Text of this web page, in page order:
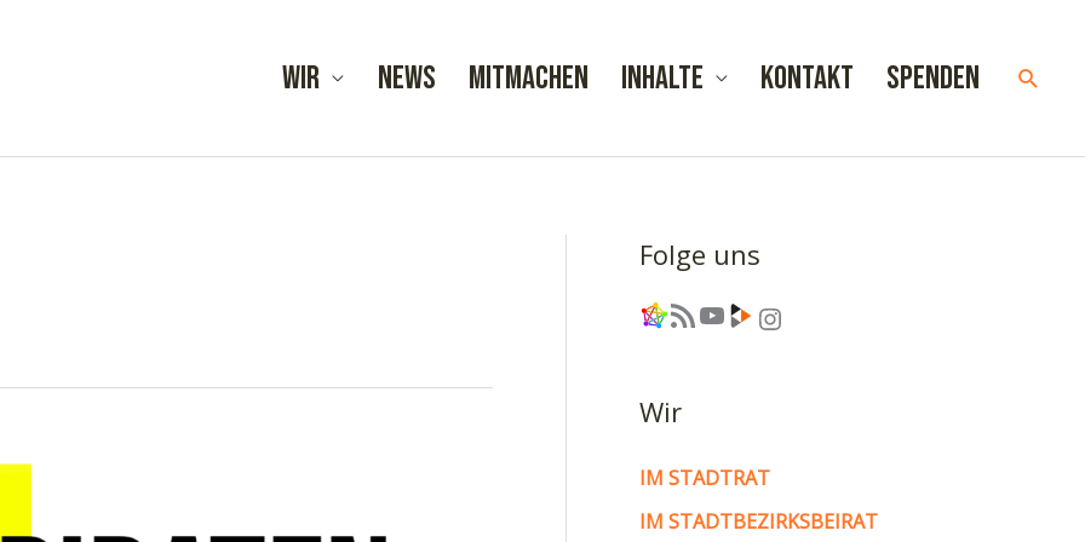
Wir News Mitmachen Inhalte Kontakt Spenden
Folge uns
Link RSS-Feed YouTube Link Instagram
Wir
IM STADTRAT
IM STADTBEZIRKSBEIRAT